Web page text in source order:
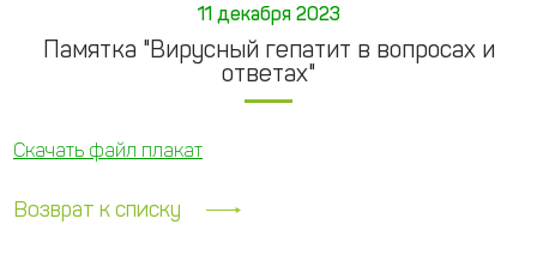
11 декабря 2023
Памятка "Вирусный гепатит в вопросах и
ответах"
Скачать файл плакат
Возврат к списку